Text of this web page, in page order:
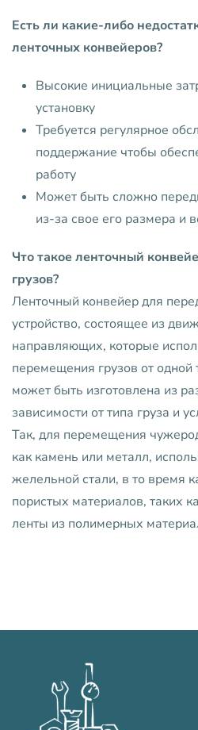
Есть ли какие-либо
ленточных конвейеров?
Высокие инициальные
установку
Требуется регулярное
поддержание чтобы
работу
Может быть сложно
из-за свое его размера и
Что такое ленточный
грузов?
Ленточный конвейер для
устройство, состоящее из
направляющих, которые
перемещения грузов от одной
может быть изготовлена из
зависимости от типа груза и
Так, для перемещения
как камень или металл,
желельной стали, в то время
пористых материалов, таких
ленты из полимерных